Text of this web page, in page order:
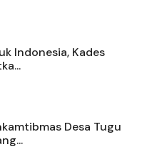
Indonesia, Kades
Desa Tugu